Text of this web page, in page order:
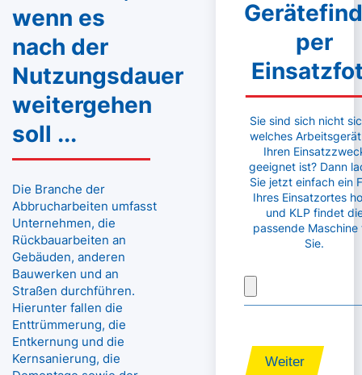
wenn es
nach der
Nutzungsdauer
weitergehen
soll ...
Die Branche der
Abbrucharbeiten umfasst
Unternehmen, die
Rückbauarbeiten an
Gebäuden, anderen
Bauwerken und an
Straßen durchführen.
Hierunter fallen die
Enttrümmerung, die
Entkernung und die
Kernsanierung, die
per
Sie sind sich nicht
welches
Ihren
geeignet ist? Dann
Sie jetzt einfach ein
Ihres Einsatzortes
und KLP findet
passende Maschine
Sie.
Weiter